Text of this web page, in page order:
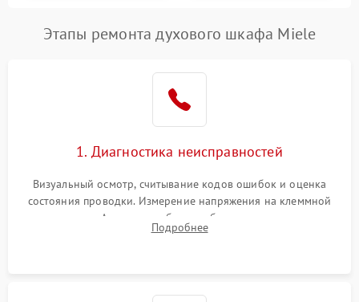
Этапы ремонта духового шкафа Miele
1. Диагностика неисправностей
Визуальный осмотр, считывание кодов ошибок и оценка
состояния проводки. Измерение напряжения на клеммной
колодке. Анализ жалоб на проблемы с нагревом,
конвекцией, панелью управления или блокировкой дверцы.
Подробнее